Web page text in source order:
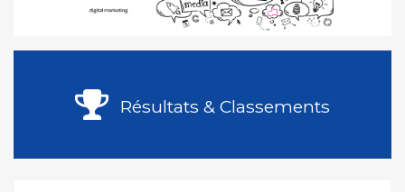
Résultats & Classements